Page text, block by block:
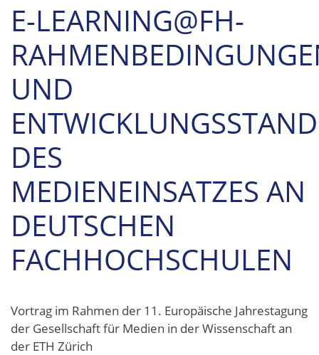
E-LEARNING@FH-
UND
ENTWICKLUNGSSTAND
DES
MEDIENEINSATZES AN
DEUTSCHEN
FACHHOCHSCHULEN
Vortrag im Rahmen der 11. Europäische Jahrestagung
der Gesellschaft für Medien in der Wissenschaft an
der ETH Zürich